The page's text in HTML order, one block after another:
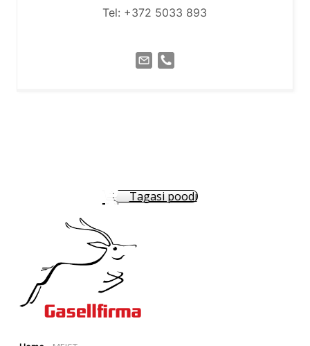
Tel: +372 5033 893
Tagasi poodi